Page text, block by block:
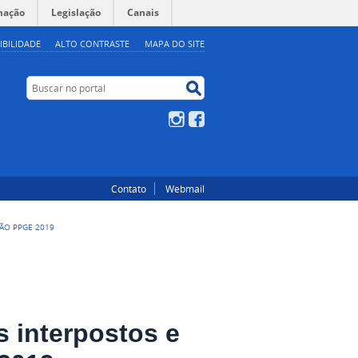
ALTO CONTRASTE MAPA DO SITE
Legislação Canais
Buscar no portal
Instagram
Contato Webmail
PPGE 2019
interpostos e